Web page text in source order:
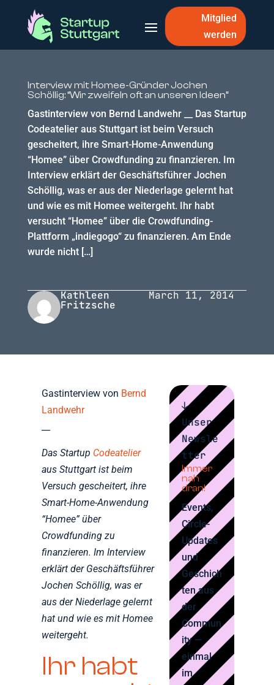
Mitglied
werden
Interview mit Homee-Gründer Jochen
Schöllig: “Wir zweifeln oft an unseren Ideen”
Gastinterview von Bernd Landwehr __ Das Startup
Codeatelier aus Stuttgart ist beim Versuch
gescheitert, ihre Smart-Home-Anwendung
“Homee” über Crowdfunding zu finanzieren. Im
Interview erklärt der Geschäftsführer Jochen
Schöllig, was er aus der Niederlage gelernt hat
und wie es mit Homee weitergeht. Ihr habt
versucht “Homee” über die Crowdfunding-
Plattform „indiegogo“ zu finanzieren. Am Ende
wurde nicht […]
Kathleen
Fritzsche
March 11, 2014
Gastinterview von Bernd
Landwehr
Das Startup Codeatelier
aus Stuttgart ist beim
Versuch gescheitert, ihre
Smart-Home-Anwendung
“Homee” über
Crowdfunding zu
finanzieren. Im Interview
erklärt der Geschäftsführer
Jochen Schöllig, was er
aus der Niederlage gelernt
hat und wie es mit Homee
weitergeht.
Ihr habt
↓
Unser
Newsle
tter
Immer
nah
dran!
Events,
Circle-
Updates
und
Geschich
ten aus
der
Commun
ity —
einmal
im